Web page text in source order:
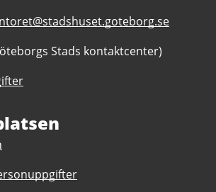
Stads kontaktcenter)